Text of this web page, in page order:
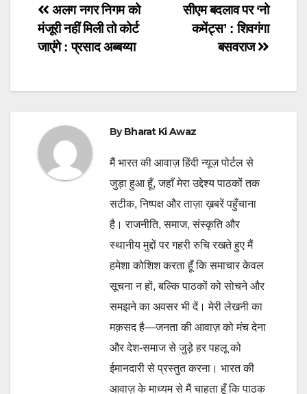
Post
navigation
सीएम बदलाव पर ‘नो
कमेंट्स’ : शिवगंगा
बसवराज
अलग नगर निगम को
मंजूरी नहीं मिली तो कोर्ट
जाएंगे : प्रसाद अब्बय्या
ByBharat Ki Awaz
मैं भारत की आवाज़ हिंदी न्यूज़ पोर्टल से
जुड़ा हुआ हूँ, जहाँ मेरा उद्देश्य पाठकों तक
सटीक, निष्पक्ष और ताज़ा ख़बरें पहुँचाना
है। राजनीति, समाज, संस्कृति और
स्थानीय मुद्दों पर गहरी रुचि रखते हुए मैं
हमेशा कोशिश करता हूँ कि समाचार केवल
सूचना न हों, बल्कि पाठकों को सोचने और
समझने का अवसर भी दें। मेरी लेखनी का
मक़सद है—जनता की आवाज़ को मंच देना
और देश-समाज से जुड़े हर पहलू को
ईमानदारी से प्रस्तुत करना। भारत की
आवाज़ के माध्यम से मैं चाहता हूँ कि पाठक